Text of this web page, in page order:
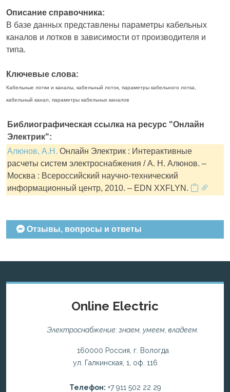
Описание справочника:
В базе данных представлены параметры кабельных
каналов и лотков в зависимости от производителя и
типа.
Ключевые слова:
Кабельные лотки и каналы, кабельный лоток, параметры кабельного лотка,
кабельный канал, параметры кабельных каналов
Библиографическая ссылка на ресурс "Онлайн
Электрик":
Алюнов, А.Н. Онлайн Электрик : Интерактивные
расчеты систем электроснабжения / А. Н. Алюнов. –
Москва : Всероссийский научно-технический
информационный центр, 2010. – EDN XXFLYN.
Отзывы, вопросы и ответы
Online Electric
Электроснабжение: знаем, умеем, владеем.
160000 Россия, г. Вологда
ул. Галкинская, 1, оф. 116
Телефон: +7 911 502 22 29